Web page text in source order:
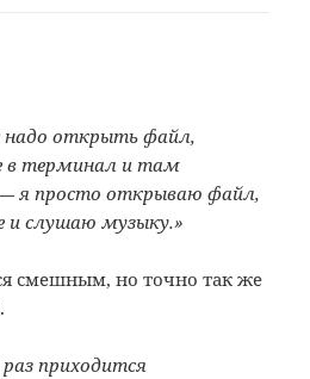
надо открыть файл,
в терминал и там
я просто открываю файл,
и слушаю музыку.»
смешным, но точно так же
приходится